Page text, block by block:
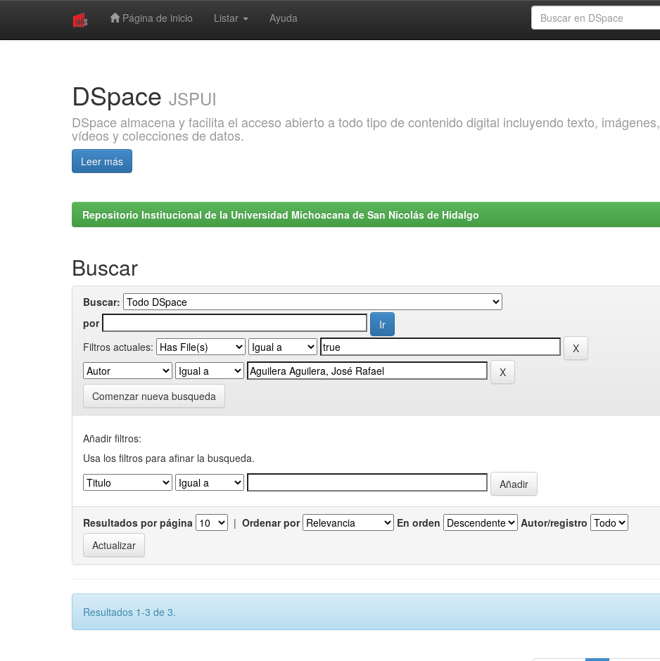
Página de inicio Listar Ayuda
DSpace JSPUI
DSpace almacena y facilita el acceso abierto a todo tipo de contenido digital incluyendo texto, imágenes,
vídeos y colecciones de datos.
Leer más
Repositorio Institucional de la Universidad Michoacana de San Nicolás de Hidalgo
Buscar
Buscar:
por
Filtros actuales:
Comenzar nueva busqueda
Añadir filtros:
Usa los filtros para afinar la busqueda.
Resultados por página | Ordenar por En orden Autor/registro
Resultados 1-3 de 3.